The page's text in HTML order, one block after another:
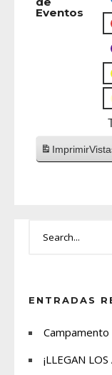
Eventos
Imprimir
ENTRADAS
¡LLEGAN